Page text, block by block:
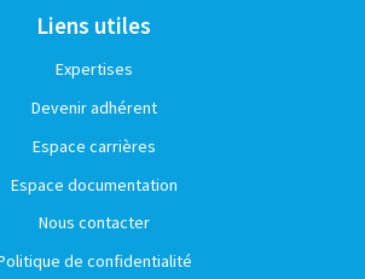
Liens utiles
Expertises
Devenir adhérent
Espace carrières
Espace documentation
Nous contacter
de confidentialité